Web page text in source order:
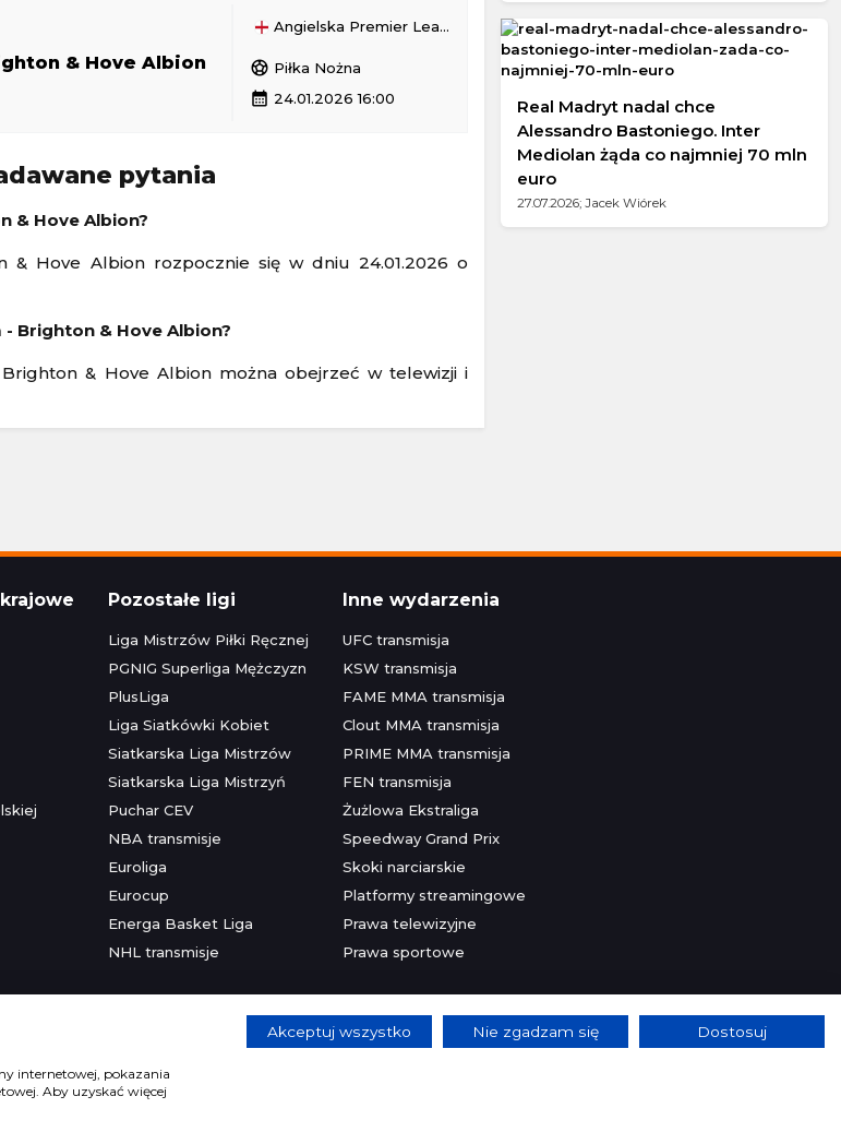
Nieciecza
Piast Gliwice
Polska Ekstraklasa
Polska Ekstraklasa
Raków Częstochowa 1 - 1 Korona Kielce
Legia Warszawa 3 - 2 Cracovia
Aktualizacja: 23.11.2024 22:15
& Hove Albion
Angielska Premier League
sports_soccer Piłka Nożna
calendar_month 24.01.2026 16:00
pytania
& Hove Albion?
& Hove Albion rozpocznie się w dniu 24.01.2026 o
Brighton & Hove Albion?
& Hove Albion można obejrzeć w telewizji i
Real Madryt nadal chce
Alessandro Bastoniego. Inter
Mediolan żąda co najmniej 70 mln
euro
27.07.2026; Jacek Wiórek
Pozostałe ligi
Liga Mistrzów Piłki Ręcznej
PGNIG Superliga Mężczyzn
PlusLiga
Liga Siatkówki Kobiet
Siatkarska Liga Mistrzów
Siatkarska Liga Mistrzyń
Puchar CEV
NBA transmisje
Euroliga
Eurocup
Energa Basket Liga
NHL transmisje
Inne wydarzenia
UFC transmisja
KSW transmisja
FAME MMA transmisja
Clout MMA transmisja
PRIME MMA transmisja
FEN transmisja
Żużlowa Ekstraliga
Speedway Grand Prix
Skoki narciarskie
Platformy streamingowe
Prawa telewizyjne
Prawa sportowe
•Reklama• Polityka prywatności
lat. Hazard może uzależniać. Graj odpowiedzialnie.
internetowej, pokazania
Aby uzyskać więcej
Akceptuj wszystko Nie zgadzam się Dostosuj